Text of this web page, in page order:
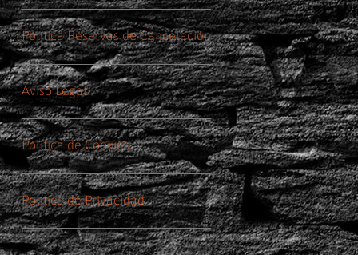
Política Reservas de Cancelación
Aviso Legal
Política de Cookies
Política de Privacidad